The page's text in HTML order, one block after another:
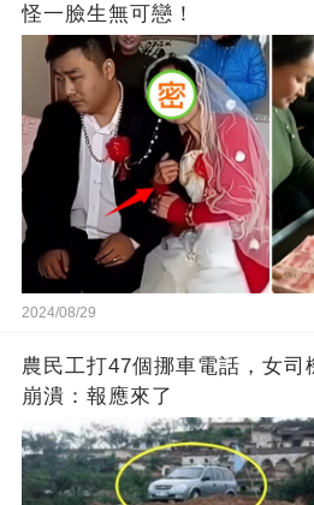
怪一臉生無可戀！
2024/08/29
農民工打47個挪車電話，女司
崩潰：報應來了